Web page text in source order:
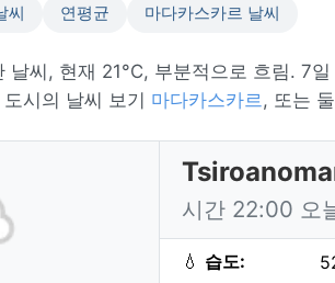
씨 연평균 마다카스카르 날씨
씨, 현재 21°C, 부분적으로 흐림. 7
시의 날씨 보기 마다카스카르, 또는
시간 22:00 오
💧 습도: